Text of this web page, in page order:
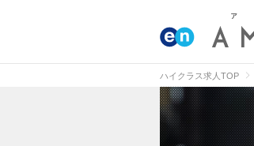
ハイクラス求人TOP